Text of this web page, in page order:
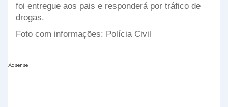
foi entregue aos pais e responderá por tráfico de
drogas.
Foto com informações: Polícia Civil
Adsense